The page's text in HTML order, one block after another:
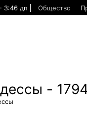
3:46 дп Общество
-